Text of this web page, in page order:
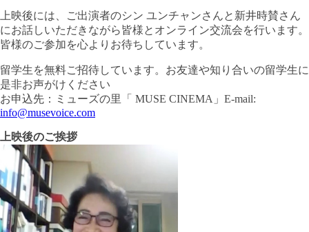
上映後には、ご出演者のシン ユンチャンさんと新井時賛さん
にお話しいただきながら皆様とオンライン交流会を行います。
皆様のご参加を心よりお待ちしています。
留学生を無料ご招待しています。お友達や知り合いの留学生に
是非お声がけください
お申込先：ミューズの里「 MUSE CINEMA」E-mail:
info@musevoice.com
上映後のご挨拶